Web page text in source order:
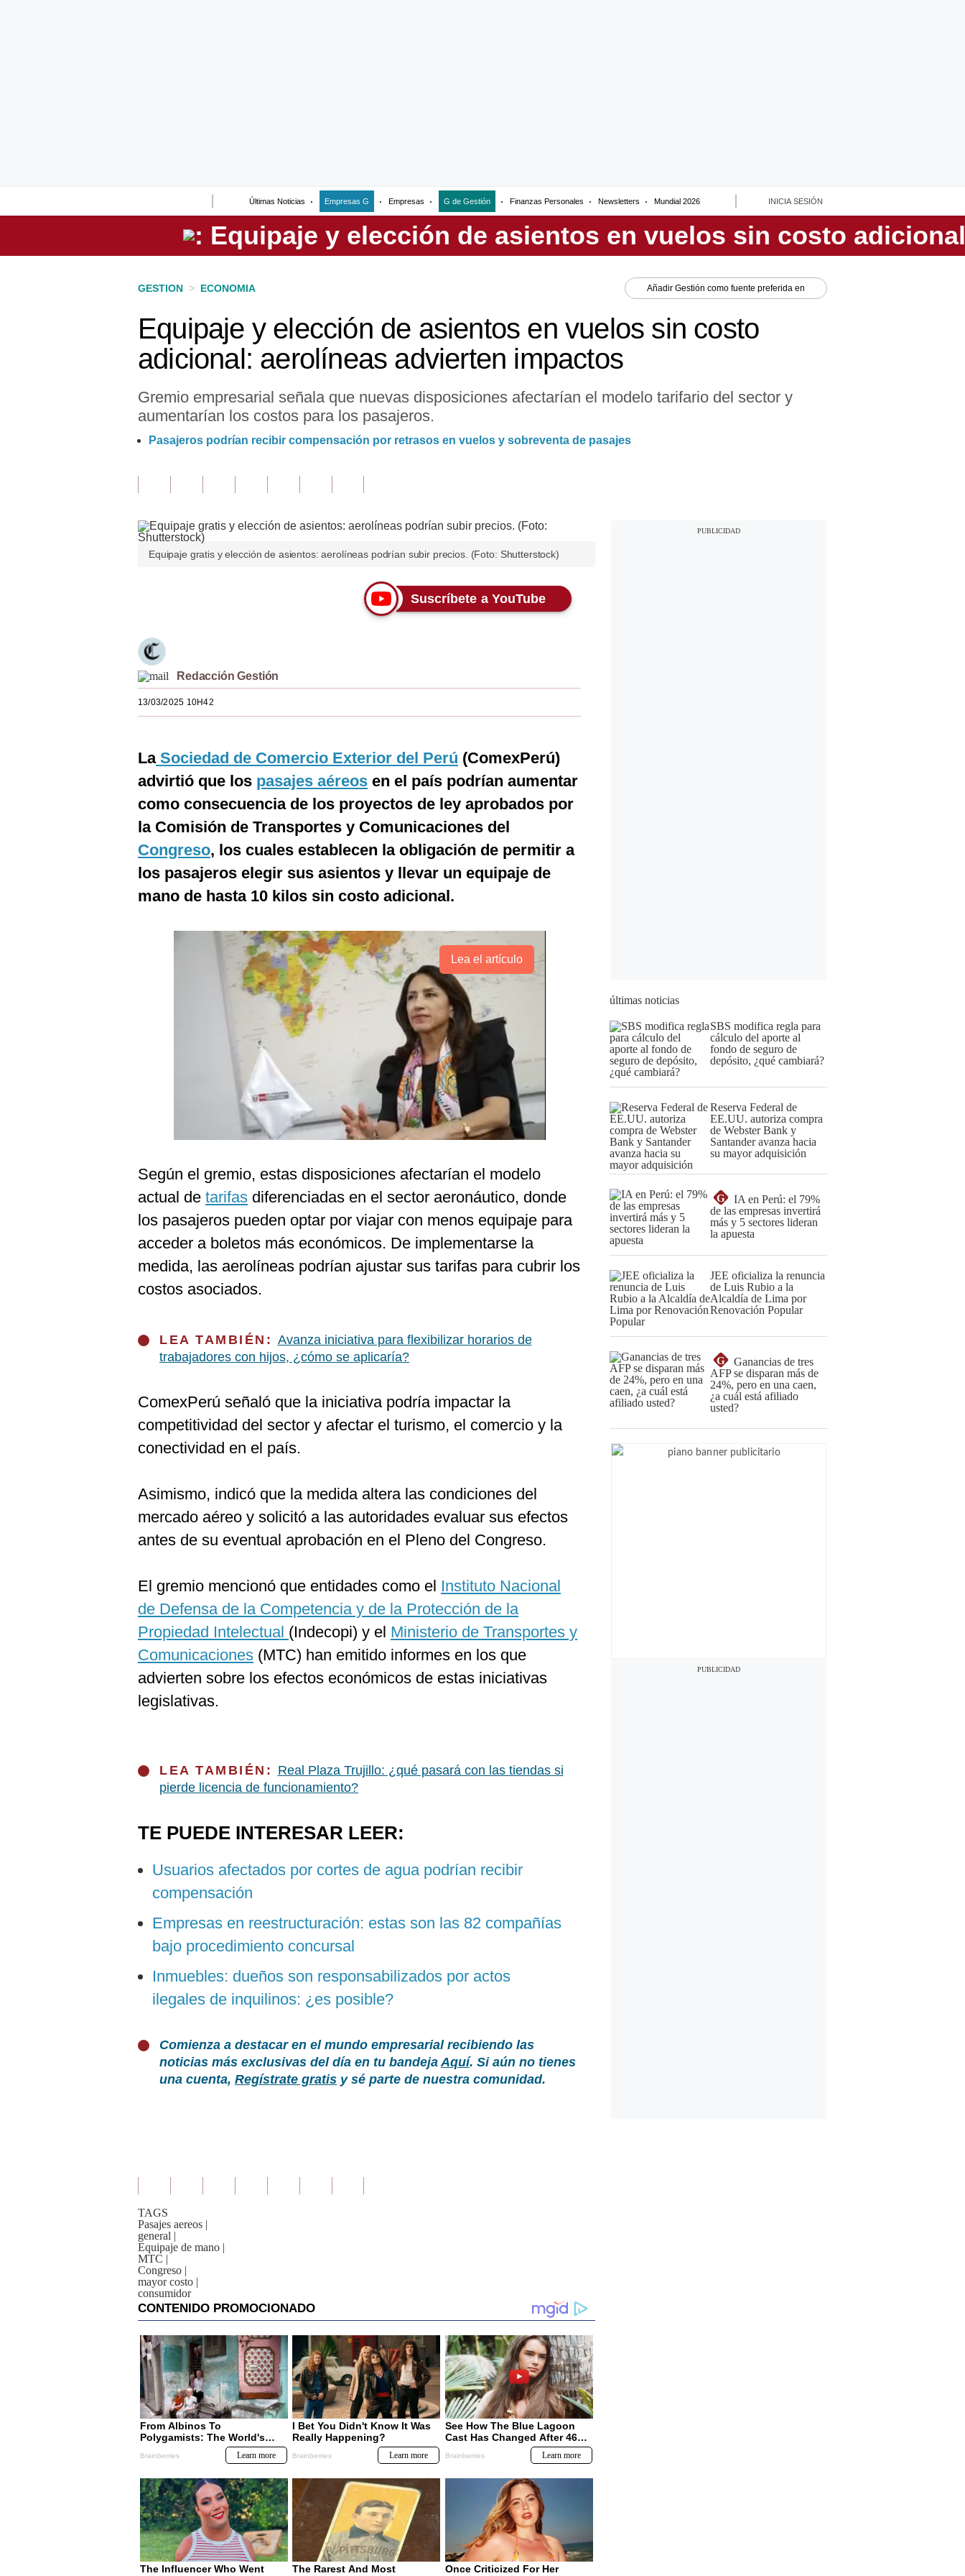
Últimas Noticias Empresas G Empresas G de Gestión Finanzas Personales Newsletters Mundial 2026 INICIA SESIÓN
Perú
GESTION > ECONOMIA Añadir Gestión como fuente preferida en
Equipaje y elección de asientos en vuelos sin costo
adicional: aerolíneas advierten impactos
Gremio empresarial señala que nuevas disposiciones afectarían el modelo tarifario del sector y
aumentarían los costos para los pasajeros.
Pasajeros podrían recibir compensación por retrasos en vuelos y sobreventa de pasajes
Equipaje gratis y elección de asientos: aerolíneas podrían subir precios. (Foto: Shutterstock)
Suscríbete a YouTube
Redacción Gestión
13/03/2025 10H42
LaSociedad de Comercio Exterior del Perú (ComexPerú)
advirtió que los pasajes aéreos en el país podrían aumentar
como consecuencia de los proyectos de ley aprobados por
la Comisión de Transportes y Comunicaciones del
Congreso, los cuales establecen la obligación de permitir a
los pasajeros elegir sus asientos y llevar un equipaje de
mano de hasta 10 kilos sin costo adicional.
Lea el artículo
Según el gremio, estas disposiciones afectarían el modelo
actual de tarifas diferenciadas en el sector aeronáutico, donde
los pasajeros pueden optar por viajar con menos equipaje para
acceder a boletos más económicos. De implementarse la
medida, las aerolíneas podrían ajustar sus tarifas para cubrir los
costos asociados.
LEA TAMBIÉN: Avanza iniciativa para flexibilizar horarios de
trabajadores con hijos, ¿cómo se aplicaría?
ComexPerú señaló que la iniciativa podría impactar la
competitividad del sector y afectar el turismo, el comercio y la
conectividad en el país.
Asimismo, indicó que la medida altera las condiciones del
mercado aéreo y solicitó a las autoridades evaluar sus efectos
antes de su eventual aprobación en el Pleno del Congreso.
El gremio mencionó que entidades como el Instituto Nacional
de Defensa de la Competencia y de la Protección de la
Propiedad Intelectual (Indecopi) y el Ministerio de Transportes y
Comunicaciones (MTC) han emitido informes en los que
advierten sobre los efectos económicos de estas iniciativas
legislativas.
LEA TAMBIÉN: Real Plaza Trujillo: ¿qué pasará con las tiendas si
pierde licencia de funcionamiento?
TE PUEDE INTERESAR LEER:
Usuarios afectados por cortes de agua podrían recibir
compensación
Empresas en reestructuración: estas son las 82 compañías
bajo procedimiento concursal
Inmuebles: dueños son responsabilizados por actos
ilegales de inquilinos: ¿es posible?
Comienza a destacar en el mundo empresarial recibiendo las
noticias más exclusivas del día en tu bandejaAquí. Si aún no tienes
una cuenta, Regístrate gratis y sé parte de nuestra comunidad.
TAGS
Pasajes aereos |
general |
Equipaje de mano |
MTC |
Congreso |
mayor costo |
consumidor
últimas noticias
SBS modifica regla para
cálculo del aporte al
fondo de seguro de
depósito, ¿qué cambiará?
Reserva Federal de
EE.UU. autoriza compra
de Webster Bank y
Santander avanza hacia
su mayor adquisición
G
IA en Perú: el 79%
de las empresas invertirá
más y 5 sectores lideran
la apuesta
JEE oficializa la renuncia
de Luis Rubio a la
Alcaldía de Lima por
Renovación Popular
G
Ganancias de tres
AFP se disparan más de
24%, pero en una caen,
¿a cuál está afiliado
usted?